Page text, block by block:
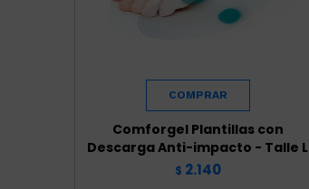
Comforgel Plantillas con
Descarga Anti-impacto - Talle L
$ 2.140